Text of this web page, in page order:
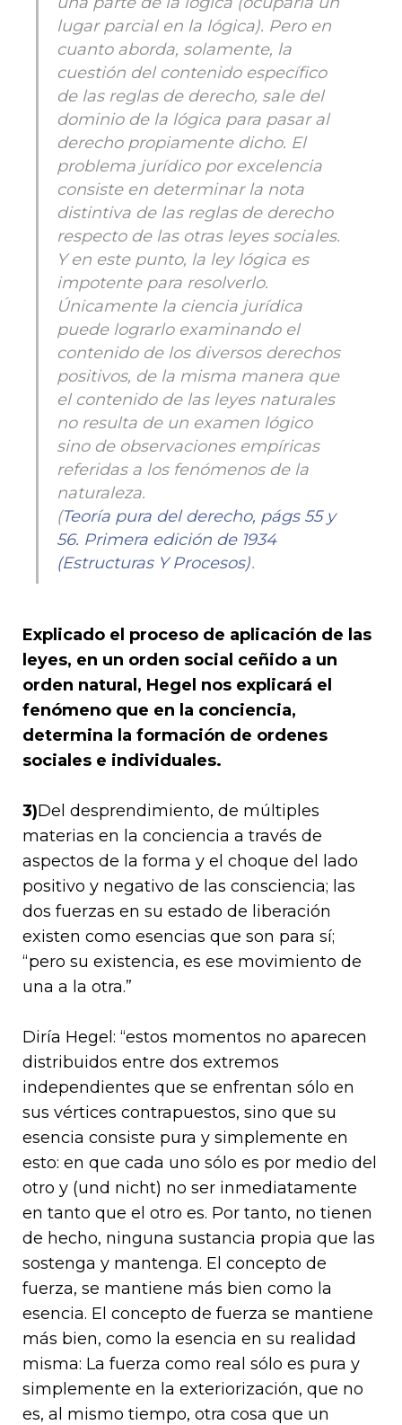
lugar parcial en la lógica). Pero en
cuanto aborda, solamente, la
cuestión del contenido específico
de las reglas de derecho, sale del
dominio de la lógica para pasar al
derecho propiamente dicho. El
problema jurídico por excelencia
consiste en determinar la nota
distintiva de las reglas de derecho
respecto de las otras leyes sociales.
Y en este punto, la ley lógica es
impotente para resolverlo.
Únicamente la ciencia jurídica
puede lograrlo examinando el
contenido de los diversos derechos
positivos, de la misma manera que
el contenido de las leyes naturales
no resulta de un examen lógico
sino de observaciones empíricas
referidas a los fenómenos de la
naturaleza.
(Teoría pura del derecho, págs 55 y
56. Primera edición de 1934
(Estructuras Y Procesos).
Explicado el proceso de aplicación de las
leyes, en un orden social ceñido a un
orden natural, Hegel nos explicará el
fenómeno que en la conciencia,
determina la formación de ordenes
sociales e individuales.
3)Del desprendimiento, de múltiples
materias en la conciencia a través de
aspectos de la forma y el choque del lado
positivo y negativo de las consciencia; las
dos fuerzas en su estado de liberación
existen como esencias que son para sí;
“pero su existencia, es ese movimiento de
una a la otra.”
Diría Hegel: “estos momentos no aparecen
distribuidos entre dos extremos
independientes que se enfrentan sólo en
sus vértices contrapuestos, sino que su
esencia consiste pura y simplemente en
esto: en que cada uno sólo es por medio del
otro y (und nicht) no ser inmediatamente
en tanto que el otro es. Por tanto, no tienen
de hecho, ninguna sustancia propia que las
sostenga y mantenga. El concepto de
fuerza, se mantiene más bien como la
esencia. El concepto de fuerza se mantiene
más bien, como la esencia en su realidad
misma: La fuerza como real sólo es pura y
simplemente en la exteriorización, que no
es, al mismo tiempo, otra cosa que un